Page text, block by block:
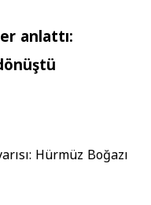
anlattı: